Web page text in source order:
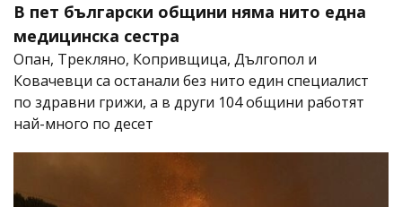
В пет български общини няма нито една
медицинска сестра
Опан, Трекляно, Копривщица, Дългопол и
Ковачевци са останали без нито един специалист
по здравни грижи, а в други 104 общини работят
най-много по десет